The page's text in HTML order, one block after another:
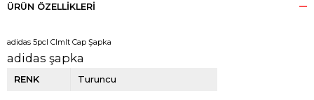
ÜRÜN ÖZELLIKLERI
adidas 5pcl Clmlt Cap Şapka
adidas şapka
RENK Turuncu